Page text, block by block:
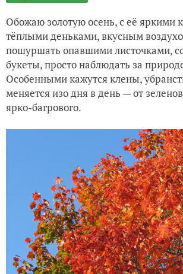
Обожаю золотую осень, с её яркими
тёплыми деньками, вкусным
пошуршать опавшими листочками,
букеты, просто наблюдать за
Особенными кажутся клены,
меняется изо дня в день — от
ярко-багрового.